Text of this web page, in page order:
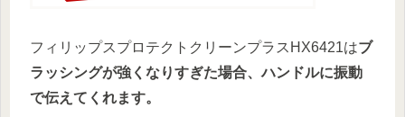
フィリップスプロテクトクリーンプラスHX6421はブ
ラッシングが強くなりすぎた場合、ハンドルに振動
で伝えてくれます。